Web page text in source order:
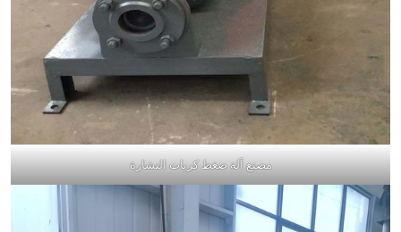
مصنع آلة ضغط كريات النشارة